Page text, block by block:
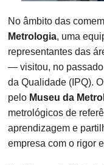
No âmbito das
Metrologia, uma
representantes das
— visitou, no
da Qualidade (IPQ).
pelo Museu da
metrológicos de
aprendizagem e
empresa com o rigor